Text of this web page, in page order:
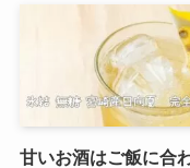
甘いお酒はご飯に合